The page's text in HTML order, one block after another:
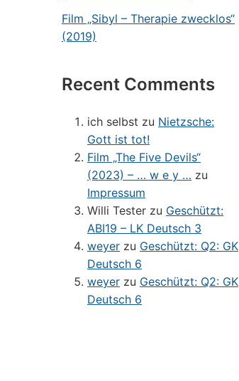
Film „Sibyl – Therapie zwecklos“
(2019)
Recent Comments
ich selbst zu Nietzsche:
Gott ist tot!
Film „The Five Devils“
(2023) – … w e y … zu
Impressum
Willi Tester zu Geschützt:
ABI19 – LK Deutsch 3
weyer zu Geschützt: Q2: GK
Deutsch 6
weyer zu Geschützt: Q2: GK
Deutsch 6